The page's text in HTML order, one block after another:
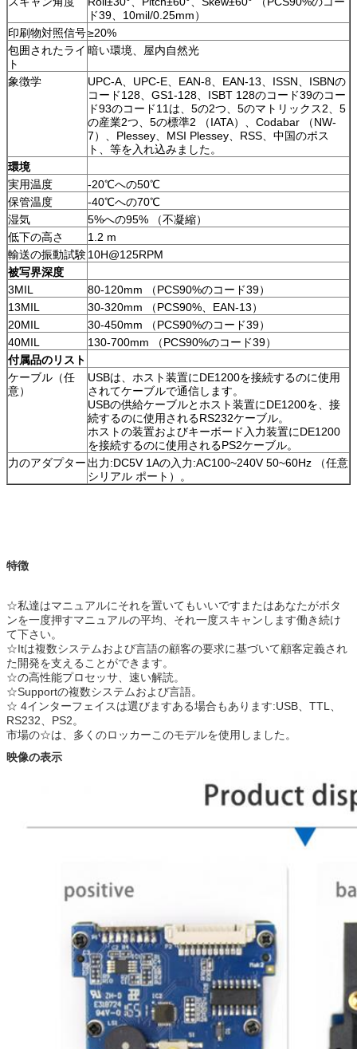
ド39、10mil/0.25mm）
印刷物対照信号≥20%
包囲されたライ
ト
暗い環境、屋内自然光
象徴学
UPC-A、UPC-E、EAN-8、EAN-13、ISSN、ISBNの
コード128、GS1-128、ISBT 128のコード39のコー
ド93のコード11は、5の2つ、5のマトリックス2、5
の産業2つ、5の標準2 （IATA）、Codabar （NW-
7）、Plessey、MSI Plessey、RSS、中国のポス
ト、等を入れ込みました。
環境
実用温度
-20℃への50℃
保管温度
-40℃への70℃
湿気
5%への95% （不凝縮）
低下の高さ
1.2 m
輸送の振動試験10H@125RPM
被写界深度
3MIL
80-120mm （PCS90%のコード39）
13MIL
30-320mm （PCS90%、EAN-13）
20MIL
30-450mm （PCS90%のコード39）
40MIL
130-700mm （PCS90%のコード39）
付属品のリスト
ケーブル（任
意）
USBは、ホスト装置にDE1200を接続するのに使用
されてケーブルで通信します。
USBの供給ケーブルとホスト装置にDE1200を、接
続するのに使用されるRS232ケーブル。
ホストの装置およびキーボード入力装置にDE1200
を接続するのに使用されるPS2ケーブル。
力のアダプター出力:DC5V 1Aの入力:AC100~240V 50~60Hz （任意
シリアル ポート）。
特徴
☆私達はマニュアルにそれを置いてもいいですまたはあなたがボタ
ンを一度押すマニュアルの平均、それ一度スキャンします働き続け
て下さい。
☆Itは複数システムおよび言語の顧客の要求に基づいて顧客定義され
た開発を支えることができます。
☆の高性能プロセッサ、速い解読。
☆Supportの複数システムおよび言語。
☆ 4インターフェイスは選びますある場合もあります:USB、TTL、
RS232、PS2。
市場の☆は、多くのロッカーこのモデルを使用しました。
映像の表示